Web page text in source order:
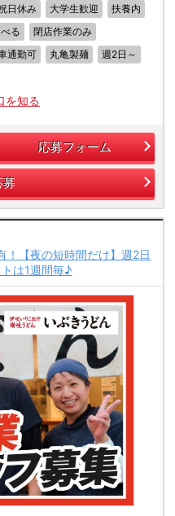
日休み 大学生歓迎
扶養内
る
閉店作業のみ
通勤可 丸亀製麺 週2日～
を知る
応募フォーム
募
【夜の短時間だけ】週2日
は1週間毎♪